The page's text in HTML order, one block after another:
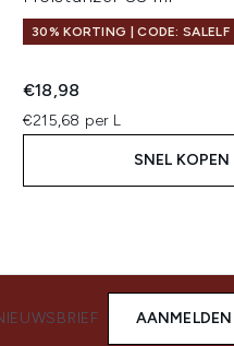
30% KORTING | CODE: SALELF
€18,98
€215,68 per L
SNEL KOPEN
AANMELDEN